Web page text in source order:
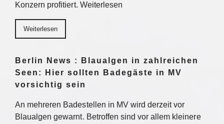
Konzern profitiert. Weiterlesen
Weiterlesen
Berlin News : Blaualgen in zahlreichen
Seen: Hier sollten Badegäste in MV
vorsichtig sein
An mehreren Badestellen in MV wird derzeit vor
Blaualgen gewarnt. Betroffen sind vor allem kleinere